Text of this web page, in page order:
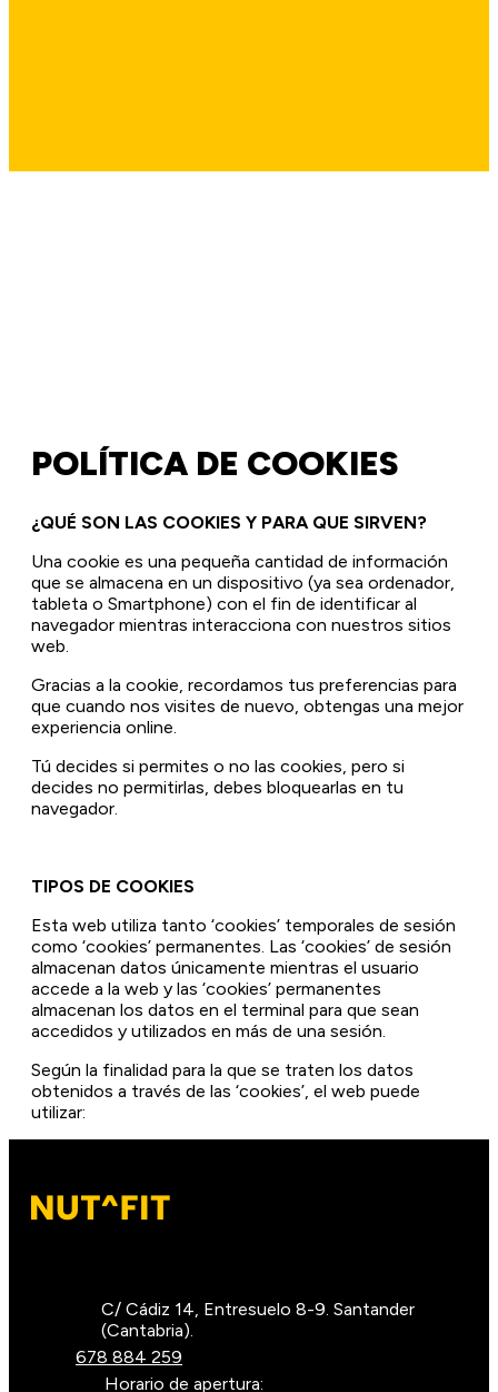
POLÍTICA DE COOKIES
¿QUÉ SON LAS COOKIES Y PARA QUE SIRVEN?
Una cookie es una pequeña cantidad de información
que se almacena en un dispositivo (ya sea ordenador,
tableta o Smartphone) con el fin de identificar al
navegador mientras interacciona con nuestros sitios
web.
Gracias a la cookie, recordamos tus preferencias para
que cuando nos visites de nuevo, obtengas una mejor
experiencia online.
Tú decides si permites o no las cookies, pero si
decides no permitirlas, debes bloquearlas en tu
navegador.
TIPOS DE COOKIES
Esta web utiliza tanto ‘cookies’ temporales de sesión
como ‘cookies’ permanentes. Las ‘cookies’ de sesión
almacenan datos únicamente mientras el usuario
accede a la web y las ‘cookies’ permanentes
almacenan los datos en el terminal para que sean
accedidos y utilizados en más de una sesión.
Según la finalidad para la que se traten los datos
obtenidos a través de las ‘cookies’, el web puede
utilizar:
aplicación y la utilización de las diferentes opciones o
servicios que en ella existen.
terminal o que el propio usuario defina.
‘Cookies’ publicitarias
gestión eficaz de los espacios publicitarios que se han
C/ Cádiz 14, Entresuelo 8-9. Santander
(Cantabria).
678 884 259
Horario de apertura: